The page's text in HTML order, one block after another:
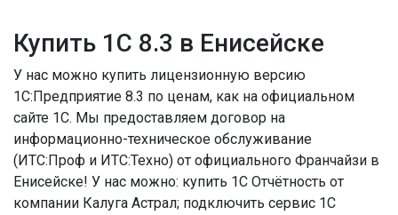
Купить 1С 8.3 в Енисейске
У нас можно купить лицензионную версию
1С:Предприятие 8.3 по ценам, как на официальном
сайте 1С. Мы предоставляем договор на
информационно-техническое обслуживание
(ИТС:Проф и ИТС:Техно) от официального Франчайзи в
Енисейске! У нас можно: купить 1С Отчётность от
компании Калуга Астрал; подключить сервис 1С